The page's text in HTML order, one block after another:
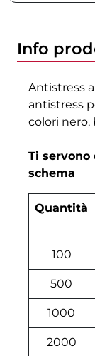
Info
Antistress
antistress
colori nero,
Ti servono
schema
Quantità
100
500
1000
2000